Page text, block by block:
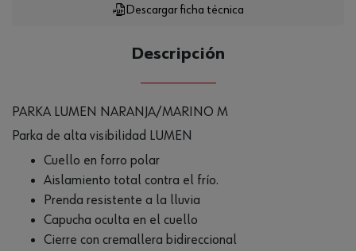
Descargar ficha técnica
Descripción
PARKA LUMEN NARANJA/MARINO M
Parka de alta visibilidad LUMEN
Cuello en forro polar
Aislamiento total contra el frío.
Prenda resistente a la lluvia
Capucha oculta en el cuello
Cierre con cremallera bidireccional